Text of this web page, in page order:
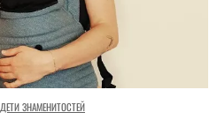
ДЕТИ ЗНАМЕНИТОСТЕЙ